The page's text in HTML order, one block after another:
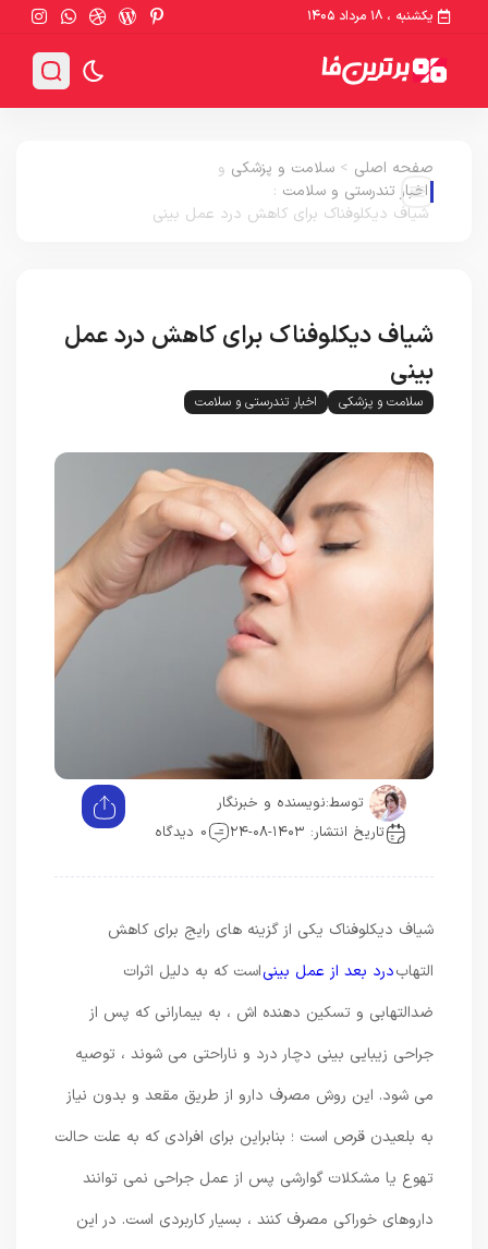
یکشنبه ، ۱۸ مرداد ۱۴۰۵
صفحه اصلی > سلامت و پزشکی و
اخبار تندرستی و سلامت :
شیاف دیکلوفناک برای کاهش درد عمل بینی
شیاف دیکلوفناک برای کاهش درد عمل
سلامت و پزشکی اخبار تندرستی و سلامت
توسط: نویسنده و خبرنگار
تاریخ انتشار: ۱۴۰۳-۰۸-۲۴
0 دیدگاه
شیاف دیکلوفناک یکی از گزینه ‌های رایج برای کاهش
درد بعد از عمل بینیاست که به دلیل اثرات
ضدالتهابی و تسکین‌ دهنده ‌اش ، به بیمارانی که پس از
جراحی زیبایی بینی دچار درد و ناراحتی می‌ شوند ، توصیه
می‌ شود. این روش مصرف دارو از طریق مقعد و بدون نیاز
به بلعیدن قرص است ؛ بنابراین برای افرادی که به علت حالت
تهوع یا مشکلات گوارشی پس از عمل جراحی نمی ‌توانند
داروهای خوراکی مصرف کنند ، بسیار کاربردی است. در این